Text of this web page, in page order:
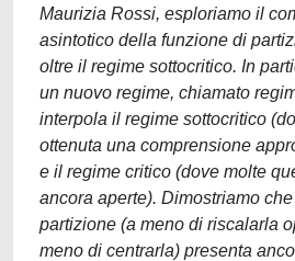
Maurizia Rossi, esploriamo il
asintotico della funzione di
oltre il regime sottocritico. In
un nuovo regime, chiamato
interpola il regime sottocritico
ottenuta una comprensione
e il regime critico (dove molte
ancora aperte). Dimostriamo
partizione (a meno di riscalarla
meno di centrarla) presenta